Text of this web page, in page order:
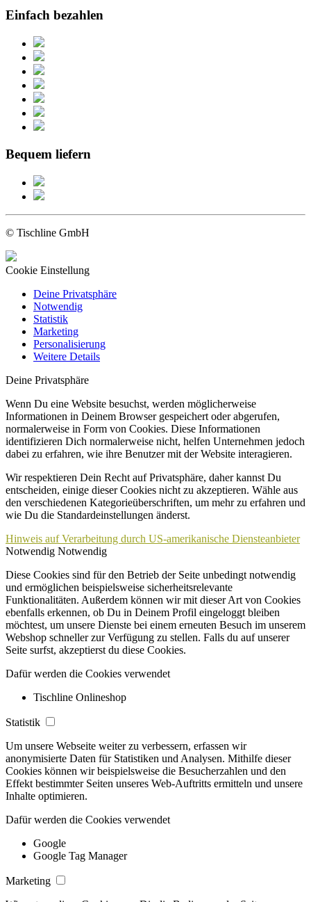
Einfach bezahlen
Bequem liefern
© Tischline GmbH
Cookie Einstellung
Deine Privatsphäre
Notwendig
Statistik
Marketing
Personalisierung
Weitere Details
Deine Privatsphäre
Wenn Du eine Website besuchst, werden möglicherweise
Informationen in Deinem Browser gespeichert oder abgerufen,
normalerweise in Form von Cookies. Diese Informationen
identifizieren Dich normalerweise nicht, helfen Unternehmen jedoch
dabei zu erfahren, wie ihre Benutzer mit der Website interagieren.
Wir respektieren Dein Recht auf Privatsphäre, daher kannst Du
entscheiden, einige dieser Cookies nicht zu akzeptieren. Wähle aus
den verschiedenen Kategorieüberschriften, um mehr zu erfahren und
wie Du die Standardeinstellungen änderst.
Hinweis auf Verarbeitung durch US-amerikanische Diensteanbieter
Notwendig Notwendig
Diese Cookies sind für den Betrieb der Seite unbedingt notwendig
und ermöglichen beispielsweise sicherheitsrelevante
Funktionalitäten. Außerdem können wir mit dieser Art von Cookies
ebenfalls erkennen, ob Du in Deinem Profil eingeloggt bleiben
möchtest, um unsere Dienste bei einem erneuten Besuch im unserem
Webshop schneller zur Verfügung zu stellen. Falls du auf unserer
Seite surfst, akzeptierst du diese Cookies.
Dafür werden die Cookies verwendet
Tischline Onlineshop
Statistik
Um unsere Webseite weiter zu verbessern, erfassen wir
anonymisierte Daten für Statistiken und Analysen. Mithilfe dieser
Cookies können wir beispielsweise die Besucherzahlen und den
Effekt bestimmter Seiten unseres Web-Auftritts ermitteln und unsere
Inhalte optimieren.
Dafür werden die Cookies verwendet
Google
Google Tag Manager
Marketing